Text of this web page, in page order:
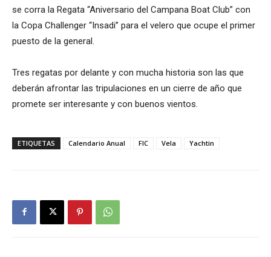
se corra la Regata “Aniversario del Campana Boat Club” con
la Copa Challenger “Insadi” para el velero que ocupe el primer
puesto de la general.
Tres regatas por delante y con mucha historia son las que
deberán afrontar las tripulaciones en un cierre de año que
promete ser interesante y con buenos vientos.
ETIQUETAS Calendario Anual FIC Vela Yachtin